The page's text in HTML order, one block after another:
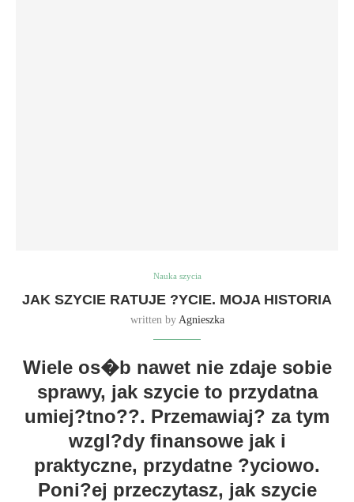
Nauka szycia
JAK SZYCIE RATUJE ?YCIE. MOJA HISTORIA
written by Agnieszka
Wiele os�b nawet nie zdaje sobie
sprawy, jak szycie to przydatna
umiej?tno??. Przemawiaj? za tym
wzgl?dy finansowe jak i
praktyczne, przydatne ?yciowo.
Poni?ej przeczytasz, jak szycie